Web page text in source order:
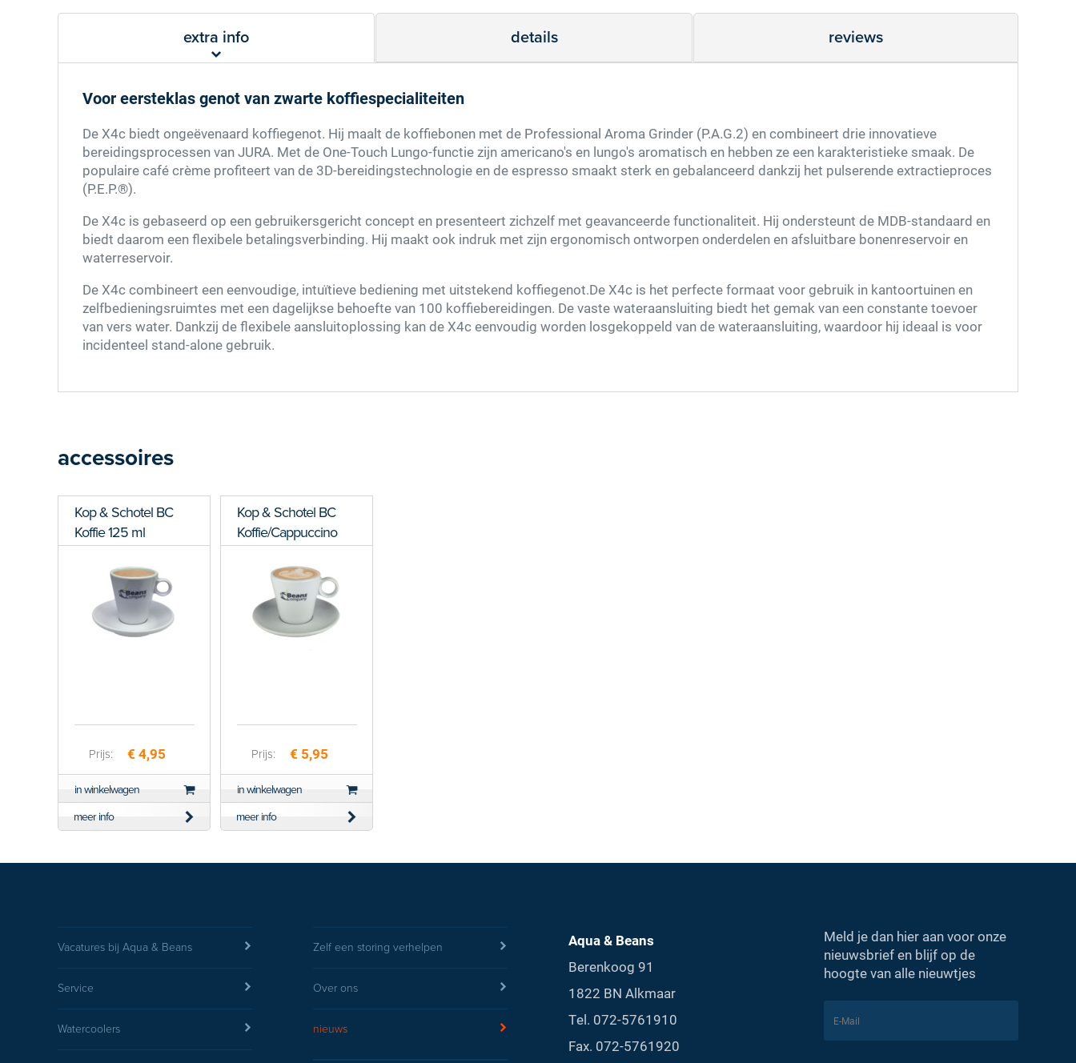
Score: *
1 5 8
Type de karakters die je in de afbeelding ziet
hieronder
extra info details reviews
Voor eersteklas genot van zwarte koffiespecialiteiten
De X4c biedt ongeëvenaard koffiegenot. Hij maalt de koffiebonen met de Professional Aroma Grinder (P.A.G.2) en combineert drie innovatieve
bereidingsprocessen van JURA. Met de One-Touch Lungo-functie zijn americano's en lungo's aromatisch en hebben ze een karakteristieke smaak. De
populaire café crème profiteert van de 3D-bereidingstechnologie en de espresso smaakt sterk en gebalanceerd dankzij het pulserende extractieproces
(P.E.P.®).
De X4c is gebaseerd op een gebruikersgericht concept en presenteert zichzelf met geavanceerde functionaliteit. Hij ondersteunt de MDB-standaard en
biedt daarom een flexibele betalingsverbinding. Hij maakt ook indruk met zijn ergonomisch ontworpen onderdelen en afsluitbare bonenreservoir en
waterreservoir.
De X4c combineert een eenvoudige, intuïtieve bediening met uitstekend koffiegenot.De X4c is het perfecte formaat voor gebruik in kantoortuinen en
zelfbedieningsruimtes met een dagelijkse behoefte van 100 koffiebereidingen. De vaste wateraansluiting biedt het gemak van een constante toevoer
van vers water. Dankzij de flexibele aansluitoplossing kan de X4c eenvoudig worden losgekoppeld van de wateraansluiting, waardoor hij ideaal is voor
incidenteel stand-alone gebruik.
accessoires
Kop & Schotel BC
Koffie 125 ml
Prijs: € 4,95
in winkelwagen
meer info
Kop & Schotel BC
Koffie/Cappuccino
Prijs: € 5,95
in winkelwagen
meer info
Vacatures bij Aqua & Beans
Service
Watercoolers
Zelf een storing verhelpen
Over ons
nieuws
Aqua & Beans
Berenkoog 91
1822 BN Alkmaar
Tel. 072-5761910
Fax. 072-5761920
Meld je dan hier aan voor onze
nieuwsbrief en blijf op de
hoogte van alle nieuwtjes